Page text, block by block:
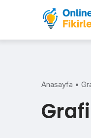
Anasayfa •